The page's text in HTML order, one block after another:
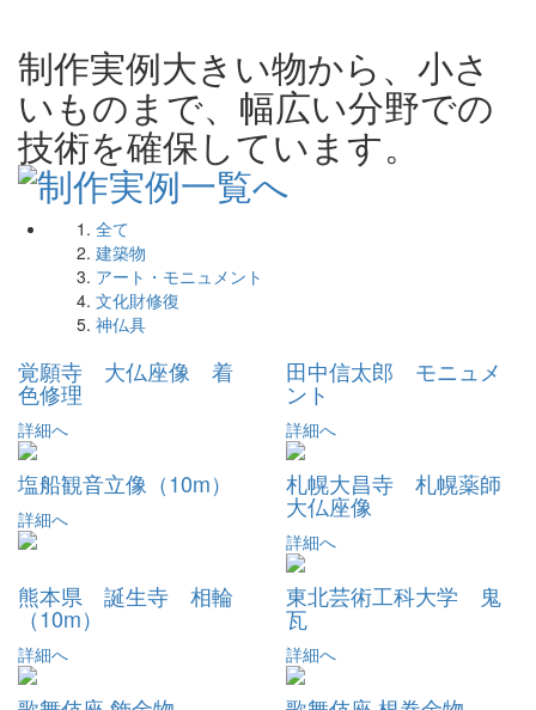
制作実例大きい物から、小さ
いものまで、幅広い分野での
技術を確保しています。
全て
建築物
アート・モニュメント
文化財修復
神仏具
覚願寺 大仏座像 着
色修理
詳細へ
田中信太郎 モニュメ
ント
詳細へ
塩船観音立像（10m）
詳細へ
札幌大昌寺 札幌薬師
大仏座像
詳細へ
熊本県 誕生寺 相輪
（10m）
詳細へ
東北芸術工科大学 鬼
瓦
詳細へ